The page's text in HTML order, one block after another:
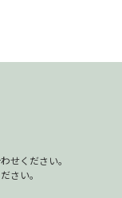
せください。
さい。